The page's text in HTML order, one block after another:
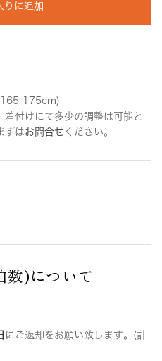
りに追加
175cm)
付けにて多少の調整は可能と
ずはお問合せ ください。
数)について
にご返却をお願い致します。(計